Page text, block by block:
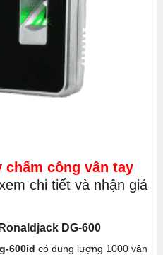
chấm công vân tay
chi tiết và nhận giá
DG-600
600idcó dung lượng 1000 vân